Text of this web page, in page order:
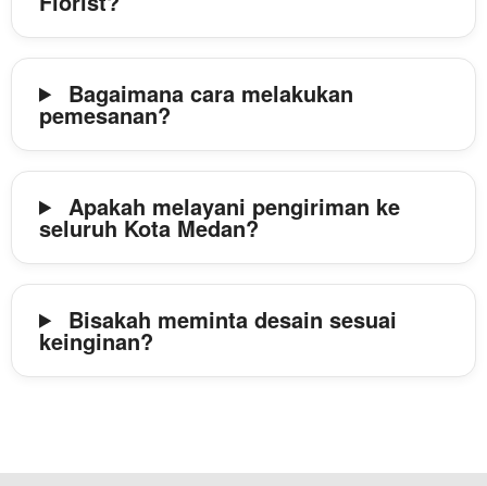
Bagaimana cara melakukan
pemesanan?
Apakah melayani pengiriman ke
seluruh Kota Medan?
Bisakah meminta desain sesuai
keinginan?